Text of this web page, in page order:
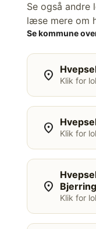
Se også
læse mere om
Se kommune
location_on Klik for
location_on Klik for
location_on
Klik for